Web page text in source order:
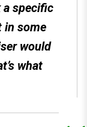
a specific
in some
would
what